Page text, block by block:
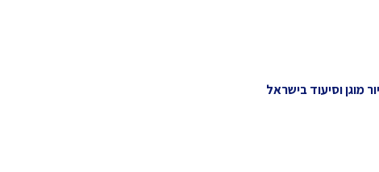
מוגן וסיעוד בישראל